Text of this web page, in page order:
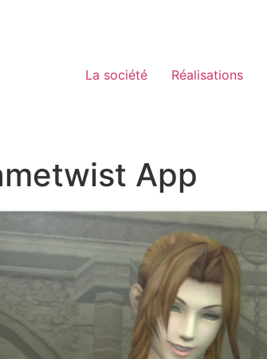
La société
Réalisations
App